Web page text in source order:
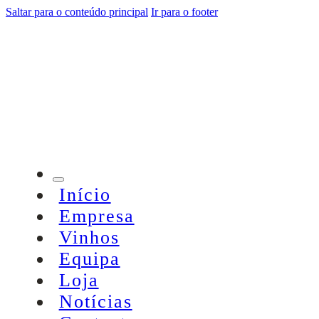
Saltar para o conteúdo principal Ir para o footer
Início
Empresa
Vinhos
Equipa
Loja
Notícias